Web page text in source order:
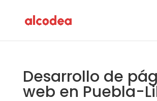
Desarrollo de
web en Puebla-